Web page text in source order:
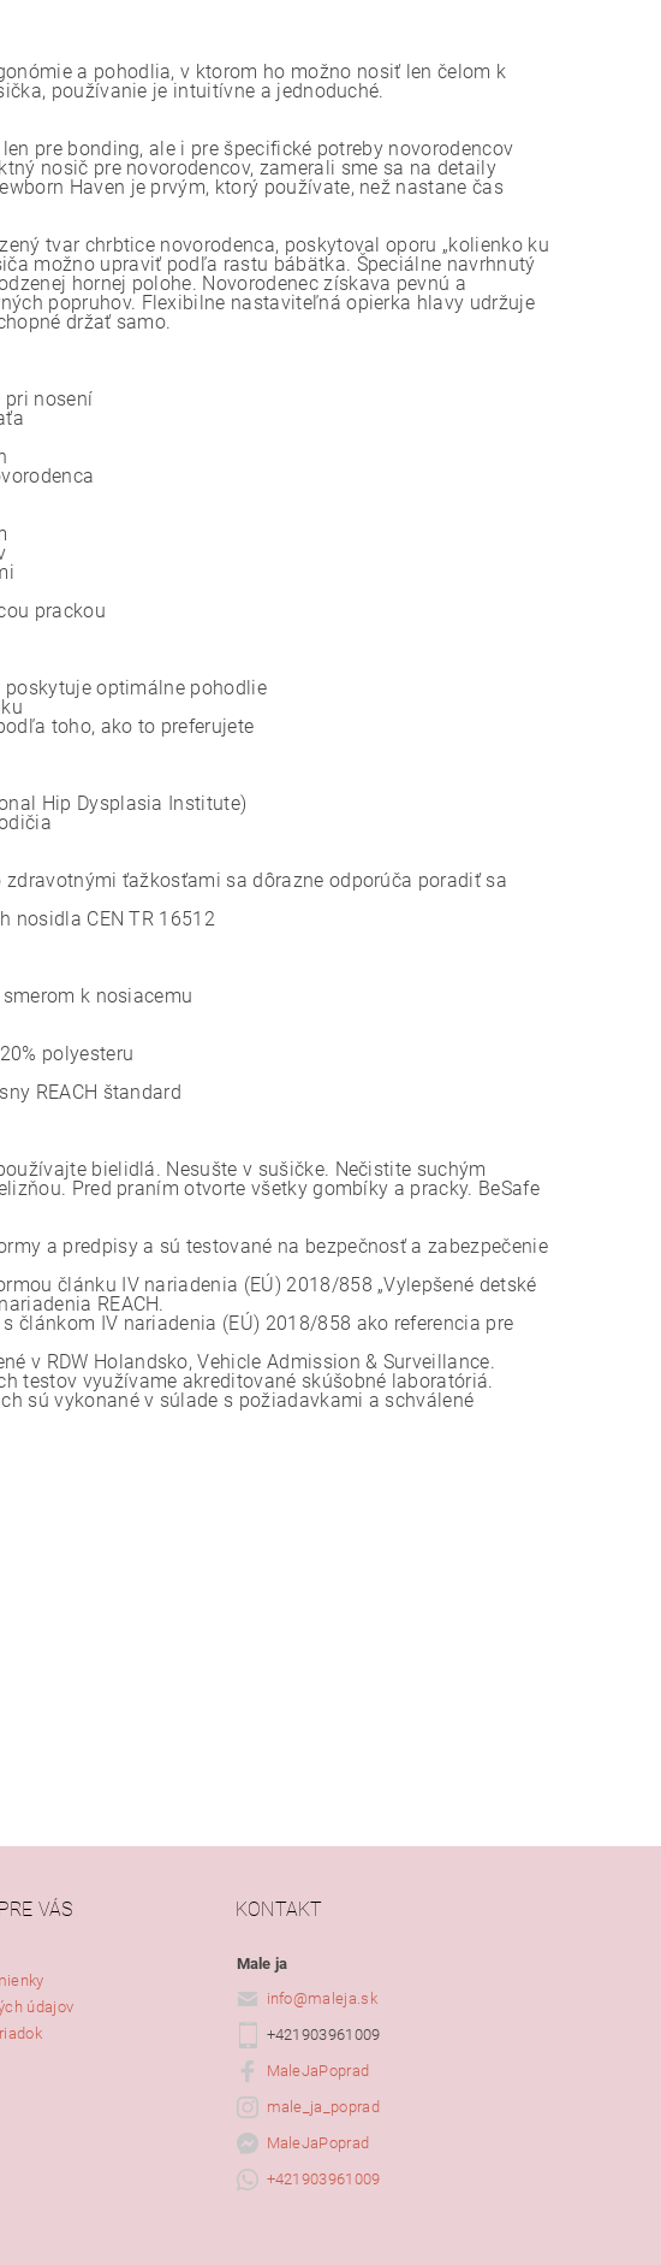
a pohodlia, v ktorom ho možno nosiť len čelom k
používanie je intuitívne a jednoduché.
pre bonding, ale i pre špecifické potreby novorodencov
nosič pre novorodencov, zamerali sme sa na detaily
Haven je prvým, ktorý používate, než nastane čas
tvar chrbtice novorodenca, poskytoval oporu „kolienko ku
možno upraviť podľa rastu bábätka. Špeciálne navrhnutý
hornej polohe. Novorodenec získava pevnú a
popruhov. Flexibilne nastaviteľná opierka hlavy udržuje
držať samo.
pri nosení
prackou
poskytuje optimálne pohodlie
toho, ako to preferujete
Hip Dysplasia Institute)
ťažkosťami sa dôrazne odporúča poradiť sa
nosidla CEN TR 16512
k nosiacemu
polyesteru
REACH štandard
bielidlá. Nesušte v sušičke. Nečistite suchým
Pred praním otvorte všetky gombíky a pracky. BeSafe
a predpisy a sú testované na bezpečnosť a zabezpečenie
článku IV nariadenia (EÚ) 2018/858 „Vylepšené detské
REACH.
IV nariadenia (EÚ) 2018/858 ako referencia pre
v RDW Holandsko, Vehicle Admission & Surveillance.
testov využívame akreditované skúšobné laboratóriá.
sú vykonané v súlade s požiadavkami a schválené
údajov
VÁS
údajov
KONTAKT
Male ja
info@maleja.sk
+421903961009
MaleJaPoprad
male_ja_poprad
MaleJaPoprad
+421903961009